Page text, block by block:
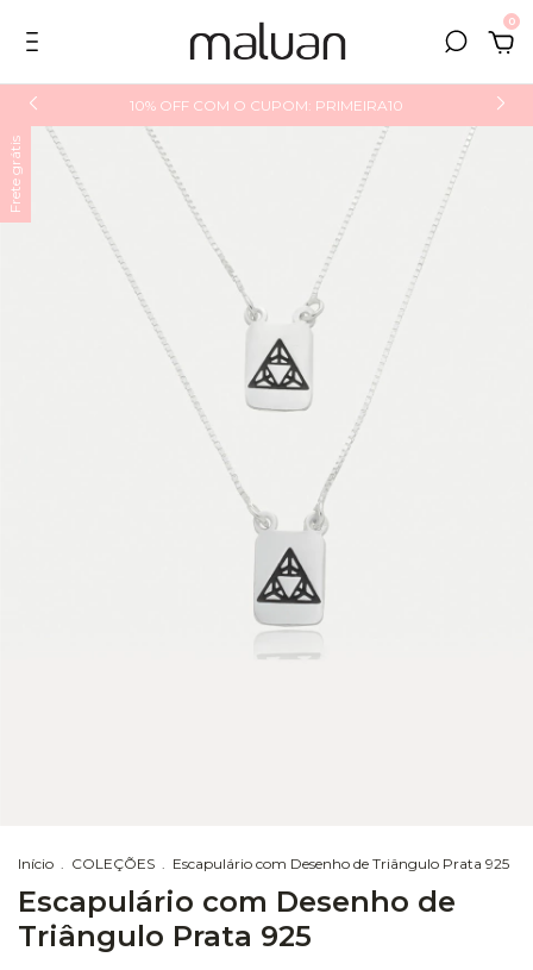
0
10% OFF COM O CUPOM: PRIMEIRA10
Frete grátis
Início COLEÇÕES Escapulário com Desenho de Triângulo Prata 925
Escapulário com Desenho de
Triângulo Prata 925